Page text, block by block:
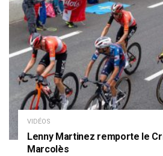
VIDÉOS
Lenny Martinez remporte le
Marcolès